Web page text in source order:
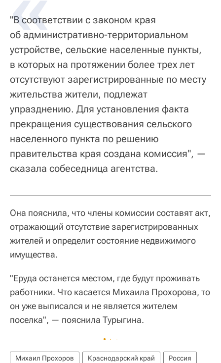
"В соответствии с законом края
об административно-территориальном
устройстве, сельские населенные пункты,
в которых на протяжении более трех лет
отсутствуют зарегистрированные по месту
жительства жители, подлежат
упразднению. Для установления факта
прекращения существования сельского
населенного пункта по решению
правительства края создана комиссия", —
сказала собеседница агентства.
Она пояснила, что члены комиссии составят акт,
отражающий отсутствие зарегистрированных
жителей и определит состояние недвижимого
имущества.
"Еруда останется местом, где будут проживать
работники. Что касается Михаила Прохорова, то
он уже выписался и не является жителем
поселка", — пояснила Турыгина.
Михаил Прохоров Краснодарский край Россия